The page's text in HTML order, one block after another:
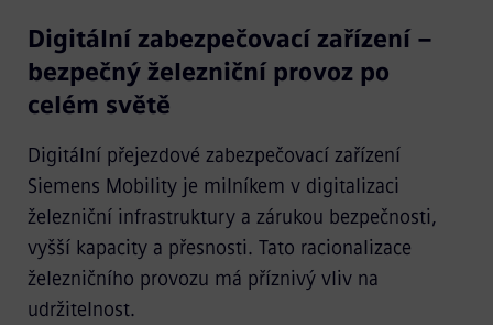
Digitální zabezpečovací zařízení –
bezpečný železniční provoz po
celém světě
Digitální přejezdové zabezpečovací zařízení
Siemens Mobility je milníkem v digitalizaci
železniční infrastruktury a zárukou bezpečnosti,
vyšší kapacity a přesnosti. Tato racionalizace
železničního provozu má příznivý vliv na
udržitelnost.